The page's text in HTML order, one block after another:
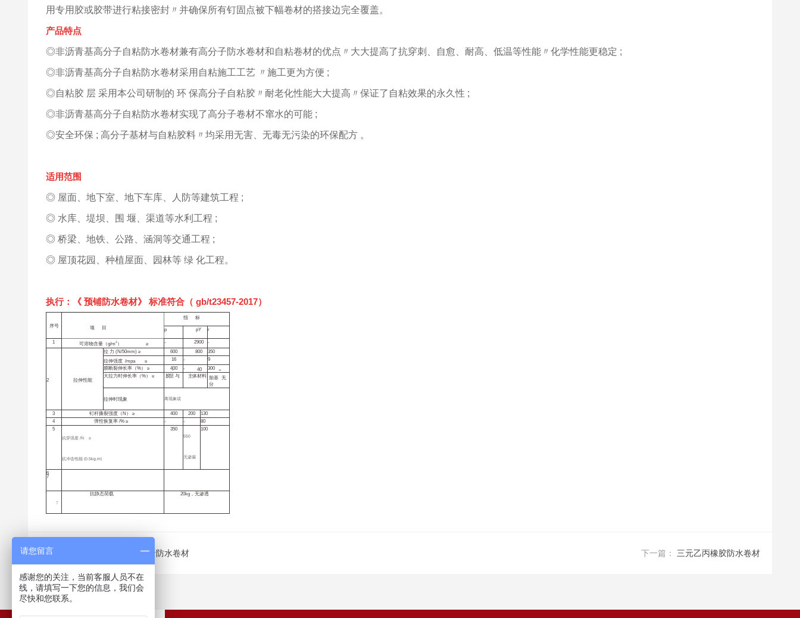
用专用胶或胶带进行粘接密封〃并确保所有钉固点被下幅卷材的搭接边完全覆盖。
产品特点
◎非沥青基高分子自粘防水卷材兼有高分子防水卷材和自粘卷材的优点〃大大提高了抗穿刺、自愈、耐高、低温等性能〃化学性能更稳定 ;
◎非沥青基高分子自粘防水卷材采用自粘施工工艺 〃施工更为方便 ;
◎自粘胶 层 采用本公司研制的 环 保高分子自粘胶〃耐老化性能大大提高〃保证了自粘效果的永久性 ;
◎非沥青基高分子自粘防水卷材实现了高分子卷材不窜水的可能 ;
◎安全环保 ; 高分子基材与自粘胶料〃均采用无害、无毒无污染的环保配方 。
适用范围
◎ 屋面、地下室、地下车库、人防等建筑工程 ;
◎ 水库、堤坝、围 堰、渠道等水利工程 ;
◎ 桥梁、地铁、公路、涵洞等交通工程 ;
◎ 屋顶花园、种植屋面、园林等 绿 化工程。
执行：《 预铺防水卷材》 标准符合（ gb/t23457-2017）
序号 项 目
指 标
p pY r
1 可溶物含量（g/m2 ） ≥ - 2900 -
2 拉伸性能
拉 力 (N/50mm) ≥ 600 800
350
拉伸强度 /mpa ≥ 16 -
9
膜断裂伸长率（%） ≥
400 -
300
大拉力时伸长率（%） ≥
胶层
-
与
主体材
0
料
胎基
-
无
分
拉伸时现象 离现象或
3 钉杆撕裂强度（N） ≥ 400 200
130
4
弹性恢复率 /% ≥ - -
80
5
抗穿强度 /N
≥
抗冲击性能 (0.5kg.m)
350
550
无渗漏
100
6
7
7
抗静态荷载 20kg，无渗透
上一篇： 塑性体(APP)改性沥青防水卷材 下一篇： 三元乙丙橡胶防水卷材
请您留言
感谢您的关注，当前客服人员不在
线，请填写一下您的信息，我们会
尽快和您联系。